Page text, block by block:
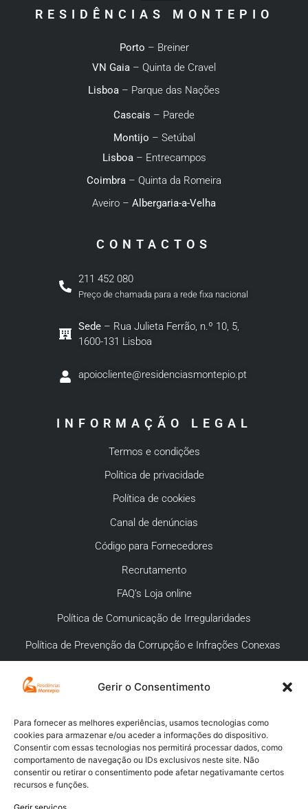
Gerir o Consentimento
Para fornecer as melhores experiências, usamos tecnologias como
cookies para armazenar e/ou aceder a informações do dispositivo.
Consentir com essas tecnologias nos permitirá processar dados, como
comportamento de navegação ou IDs exclusivos neste site. Não
consentir ou retirar o consentimento pode afetar negativamante certos
recursos e funções.
RESIDÊNCIAS MONTEPIO
Porto – Breiner
VN Gaia– Quinta de Cravel
Lisboa – Parque das Nações
Cascais – Parede
Montijo – Setúbal
Lisboa – Entrecampos
Coimbra – Quinta da Romeira
Aveiro – Albergaria-a-Velha
CONTACTOS
211 452 080
Preço de chamada para a rede fixa nacional
Sede– Rua Julieta Ferrão, n.º 10, 5,
1600-131 Lisboa
apoiocliente@residenciasmontepio.pt
INFORMAÇÃO LEGAL
Termos e condições
Política de privacidade
Política de cookies
Canal de denúncias
Código para Fornecedores
Recrutamento
FAQ’s Loja online
Política de Comunicação de Irregularidades
Política de Prevenção da Corrupção e Infrações Conexas
APOIO AO CLIENTE
Meios de pagamento
Compra segura
Campanhas promocionais